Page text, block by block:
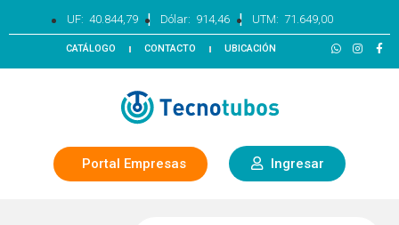
UF: 40.844,79 | Dólar: 914,46 | UTM: 71.649,00
CATÁLOGO CONTACTO UBICACIÓN
Portal Empresas Ingresar